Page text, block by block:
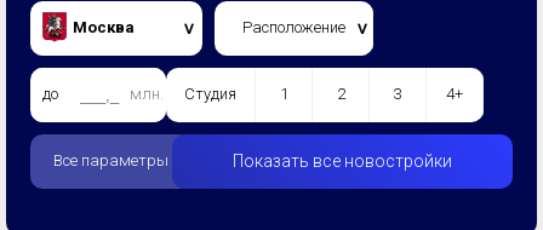
Москва Расположение
до млн. Студия 1 2 3 4+
Все параметры Показать все новостройки